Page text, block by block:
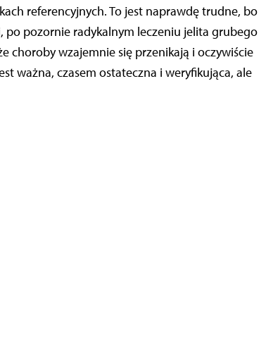
referencyjnych. To jest naprawdę trudne, bo
po pozornie radykalnym leczeniu jelita grubego
choroby wzajemnie się przenikają i oczywiście
ważna, czasem ostateczna i weryfikująca, ale